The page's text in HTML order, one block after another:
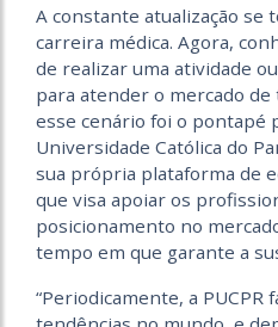
A constante atualização se
carreira médica. Agora,
de realizar uma atividade
para atender o mercado
esse cenário foi o pontapé
Universidade Católica do
sua própria plataforma de
que visa apoiar os
posicionamento no
tempo em que garante a
“Periodicamente, a PUCPR